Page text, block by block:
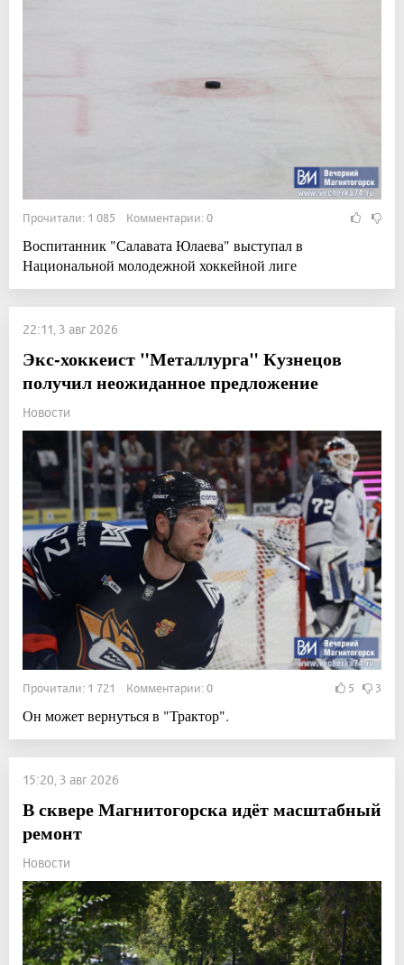
Прочитали: 1 085 Комментарии: 0
Воспитанник "Салавата Юлаева" выступал в
Национальной молодежной хоккейной лиге
22:11, 3 авг 2026
Экс-хоккеист "Металлурга" Кузнецов
получил неожиданное предложение
Новости
Прочитали: 1 721 Комментарии: 0 5 3
Он может вернуться в "Трактор".
15:20, 3 авг 2026
В сквере Магнитогорска идёт масштабный
ремонт
Новости